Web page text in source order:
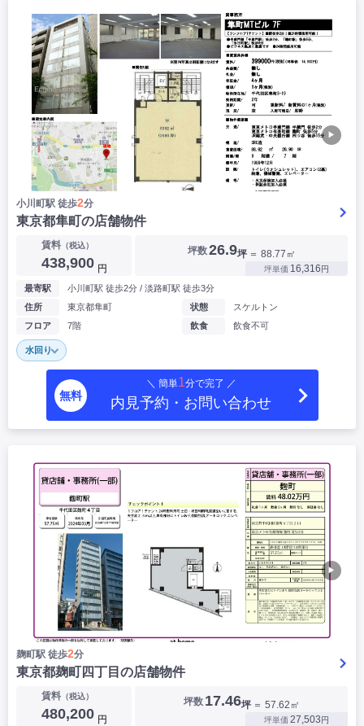
▶
小川町駅 徒歩2分
東京都隼町の店舗物件
賃料（税込）
438,900 円
坪数26.9坪 ＝ 88.77㎡
坪単価 16,316円
最寄駅
小川町駅 徒歩2分 / 淡路町駅 徒歩3分
住所
東京都隼町
フロア
7階
状態
スケルトン
飲食
飲食不可
水回り
無料
＼ 簡単1分で完了 ／
内見予約・お問い合わせ
▶
麹町駅 徒歩2分
東京都麹町四丁目の店舗物件
賃料（税込）
480,200 円
坪数 17.46坪 ＝ 57.62㎡
坪単価 27,503円